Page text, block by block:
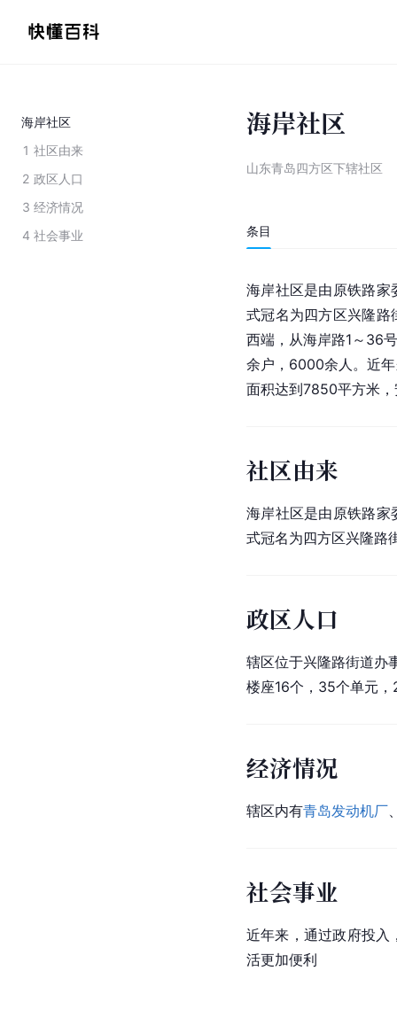
海岸社区
1 社区由来
2 政区人口
3 经济情况
4 社会事业
海岸社区
山东青岛四方区下辖社区
条目
海岸社区是由原铁路家
式冠名为四方区兴隆路
西端，从海岸路1～36
余户，6000余人。近
面积达到7850平方米
社区由来
海岸社区是由原铁路家
式冠名为四方区兴隆路
政区人口
辖区位于兴隆路街道办
楼座16个，35个单元
经济情况
辖区内有青岛发动机厂
社会事业
近年来，通过政府投
活更加便利